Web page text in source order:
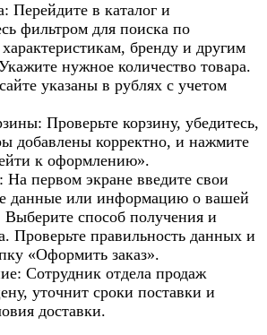
Перейдите в каталог и
фильтром для поиска по
бренду и другим
нужное количество товара.
указаны в рублях с учетом
Проверьте корзину, убедитесь,
добавлены корректно, и нажмите
к оформлению».
первом экране введите свои
данные или информацию о вашей
Выберите способ получения и
Проверьте правильность данных и
«Оформить заказ».
Сотрудник отдела продаж
уточнит сроки поставки и
доставки.